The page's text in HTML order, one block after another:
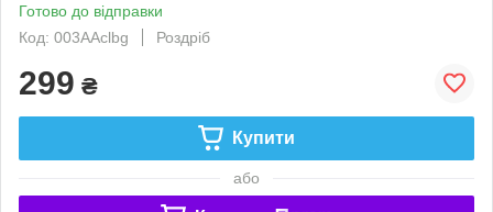
Готово до відправки
Код: 003AAclbg
Роздріб
299 ₴
Купити
або